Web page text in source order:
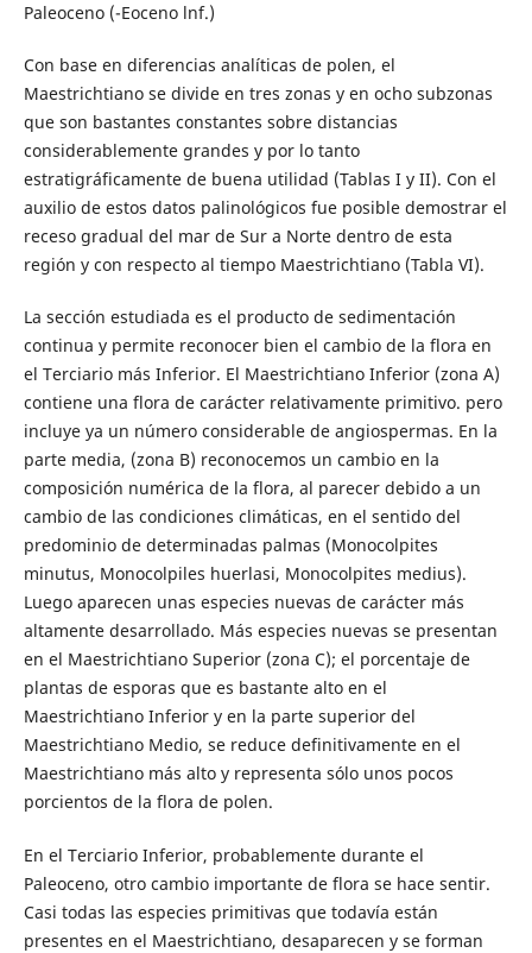
Paleoceno (-Eoceno lnf.)
Con base en diferencias analíticas de polen, el
Maestrichtiano se divide en tres zonas y en ocho subzonas
que son bastantes constantes sobre distancias
considerablemente grandes y por lo tanto
estratigráficamente de buena utilidad (Tablas I y II). Con el
auxilio de estos datos palinológicos fue posible demostrar el
receso gradual del mar de Sur a Norte dentro de esta
región y con respecto al tiempo Maestrichtiano (Tabla VI).
La sección estudiada es el producto de sedimentación
continua y permite reconocer bien el cambio de la flora en
el Terciario más Inferior. El Maestrichtiano Inferior (zona A)
contiene una flora de carácter relativamente primitivo. pero
incluye ya un número considerable de angiospermas. En la
parte media, (zona B) reconocemos un cambio en la
composición numérica de la flora, al parecer debido a un
cambio de las condiciones climáticas, en el sentido del
predominio de determinadas palmas (Monocolpites
minutus, Monocolpiles huerlasi, Monocolpites medius).
Luego aparecen unas especies nuevas de carácter más
altamente desarrollado. Más especies nuevas se presentan
en el Maestrichtiano Superior (zona C); el porcentaje de
plantas de esporas que es bastante alto en el
Maestrichtiano Inferior y en la parte superior del
Maestrichtiano Medio, se reduce definitivamente en el
Maestrichtiano más alto y representa sólo unos pocos
porcientos de la flora de polen.
En el Terciario Inferior, probablemente durante el
Paleoceno, otro cambio importante de flora se hace sentir.
Casi todas las especies primitivas que todavía están
presentes en el Maestrichtiano, desaparecen y se forman